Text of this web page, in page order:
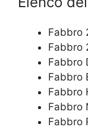
Fabbro
Fabbro
Fabbro
Fabbro
Fabbro
Fabbro
Fabbro